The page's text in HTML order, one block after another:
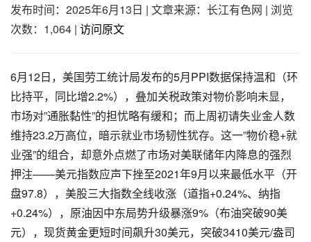
发布时间：2025年6月13日 | 文章来源：长江有色网 | 浏览
次数：1,064 | 访问原文
6月12日，美国劳工统计局发布的5月PPI数据保持温和（环
比持平，同比增2.2%），叠加关税政策对物价影响未显，
市场对”通胀黏性”的担忧略有缓和；而上周初请失业金人数
维持23.2万高位，暗示就业市场韧性犹存。这一”物价稳+就
业强”的组合，却意外点燃了市场对美联储年内降息的强烈
押注——美元指数应声下挫至2021年9月以来最低水平（开
盘97.8），美股三大指数全线收涨（道指+0.24%、纳指
+0.24%），原油因中东局势升级暴涨9%（布油突破90美
元），现货黄金更短时间飙升30美元，突破3410美元/盎司